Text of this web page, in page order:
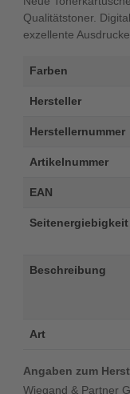
Qualitätstoner.
exzellente
Farben
Hersteller
Herstellernummer
Artikelnummer
EAN
Seitenergiebigkeit
Beschreibung
Art
Angaben zum
Wiegand & Partner